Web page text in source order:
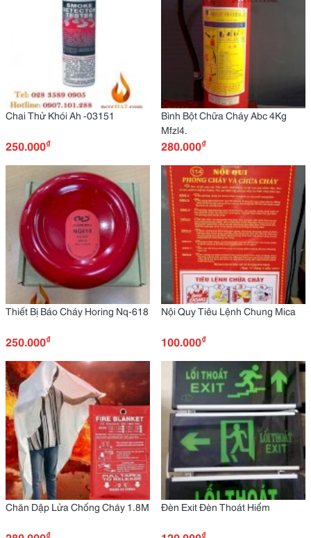
Chai Thử Khói Ah -03151
250.000₫
Bình Bột Chữa Cháy Abc 4Kg
Mfzl4.
280.000₫
Thiết Bị Báo Cháy Horing Nq-618
250.000₫
Nội Quy Tiêu Lệnh Chung Mica
100.000₫
Chăn Dập Lửa Chống Cháy 1.8M
₫
Đèn Exit Đèn Thoát Hiểm
₫